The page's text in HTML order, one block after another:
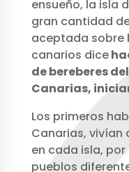
ensueño, la isla
gran cantidad
aceptada sobre
canarios dice
de bereberes
Canarias,
Los primeros
Canarias, vivían
en cada isla,
pueblos